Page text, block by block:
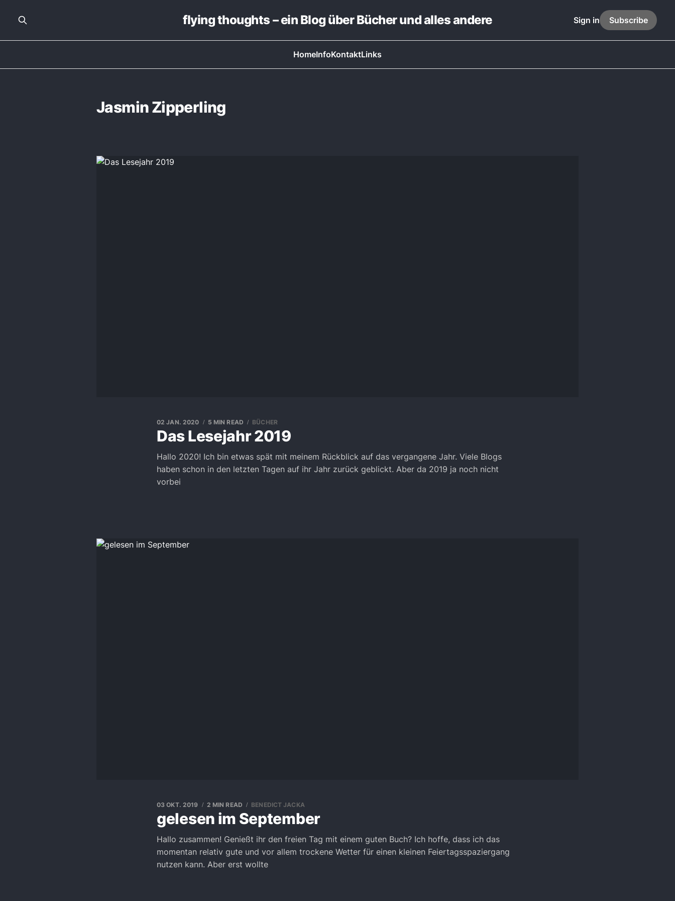
flying thoughts – ein Blog über Bücher und alles andere
HomeInfoKontaktLinks
Sign in Subscribe
Jasmin Zipperling
Das Lesejahr 2019
02 JAN. 2020 5 MIN READ BÜCHER
Hallo 2020! Ich bin etwas spät mit meinem Rückblick auf das vergangene Jahr. Viele Blogs
haben schon in den letzten Tagen auf ihr Jahr zurück geblickt. Aber da 2019 ja noch nicht
vorbei
gelesen im September
03 OKT. 2019 2 MIN READ BENEDICT JACKA
Hallo zusammen! Genießt ihr den freien Tag mit einem guten Buch? Ich hoffe, dass ich das
momentan relativ gute und vor allem trockene Wetter für einen kleinen Feiertagsspaziergang
nutzen kann. Aber erst wollte